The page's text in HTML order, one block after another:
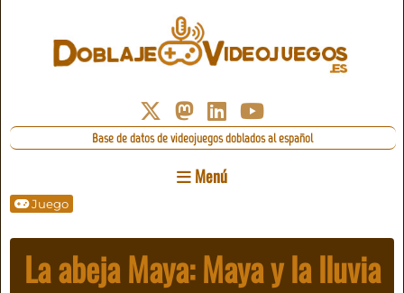
Base de datos de videojuegos doblados al español
Menú
Juego
La abeja Maya: Maya y la lluvia